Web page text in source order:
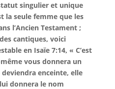
singulier et unique
la seule femme que les
l’Ancien Testament ;
cantiques, voici
en Isaïe 7:14, « C’est
vous donnera un
enceinte, elle
donnera le nom